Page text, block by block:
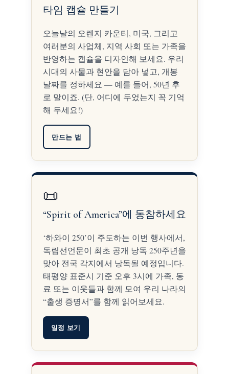
타임 캡슐 만들기
오늘날의 오렌지 카운티, 미국, 그리고
여러분의 사업체, 지역 사회 또는 가족을
반영하는 캡슐을 디자인해 보세요. 우리
시대의 사물과 현안을 담아 넣고, 개봉
날짜를 정하세요 — 예를 들어, 50년 후
로 말이죠. (단, 어디에 두었는지 꼭 기억
해 두세요!)
만드는 법
📜
“Spirit of America”에 동참하세요
‘하와이 250’이 주도하는 이번 행사에서,
독립선언문이 최초 공개 낭독 250주년을
맞아 전국 각지에서 낭독될 예정입니다.
태평양 표준시 기준 오후 3시에 가족, 동
료 또는 이웃들과 함께 모여 우리 나라의
“출생 증명서”를 함께 읽어보세요.
일정 보기